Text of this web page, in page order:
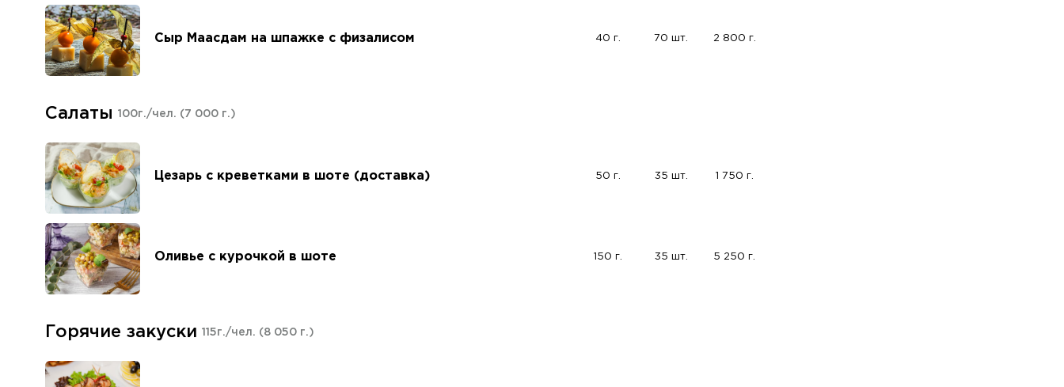
Сыр Маасдам на шпажке с физалисом 40 г. 70 шт. 2 800 г.
Салаты 100г./чел. (7 000 г.)
Цезарь с креветками в шоте (доставка) 50 г. 35 шт. 1 750 г.
Оливье с курочкой в шоте 150 г. 35 шт. 5 250 г.
Горячие закуски 115г./чел. (8 050 г.)